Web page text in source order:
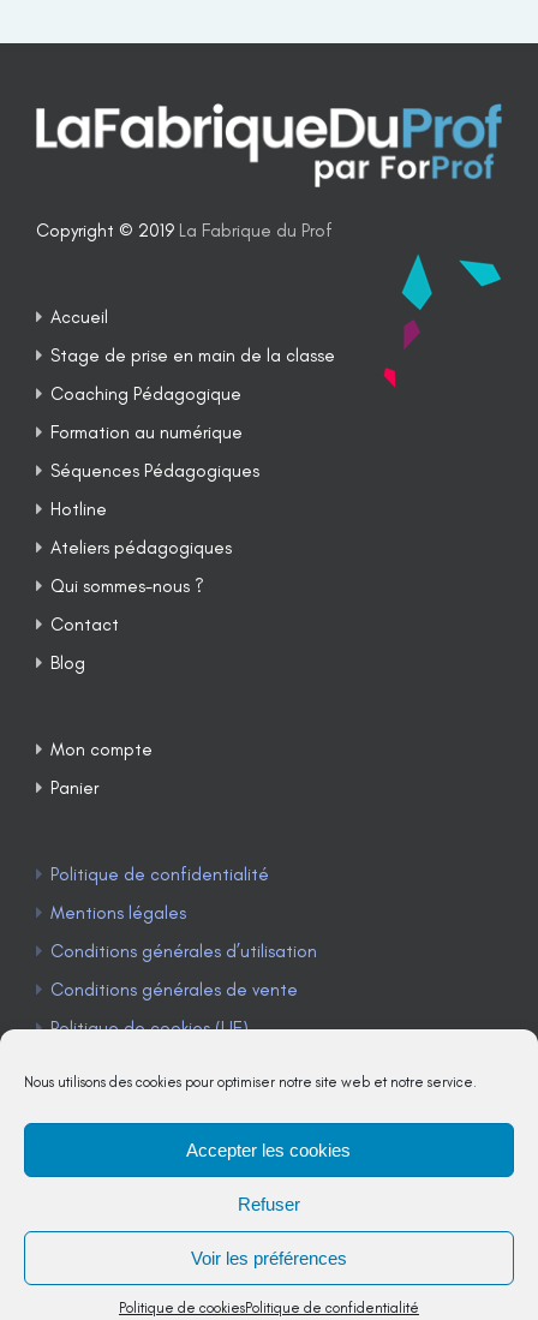
Nous utilisons des cookies pour optimiser notre site web et notre service.
Accepter les cookies
Refuser
Voir les préférences
Politique de cookiesPolitique de confidentialité
Copyright © 2019 La Fabrique du Prof
Accueil
Stage de prise en main de la classe
Coaching Pédagogique
Formation au numérique
Séquences Pédagogiques
Hotline
Ateliers pédagogiques
Qui sommes-nous ?
Contact
Blog
Mon compte
Panier
Politique de confidentialité
Mentions légales
Conditions générales d’utilisation
Conditions générales de vente
Politique de cookies (UE)
TÉLÉPHONE : 04 90 85 22 98